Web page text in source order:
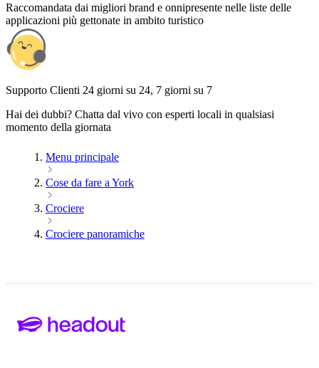
Raccomandata dai migliori brand e onnipresente nelle liste delle
applicazioni più gettonate in ambito turistico
Supporto Clienti 24 giorni su 24, 7 giorni su 7
Hai dei dubbi? Chatta dal vivo con esperti locali in qualsiasi
momento della giornata
Menu principale
Cose da fare a York
Crociere
Crociere panoramiche